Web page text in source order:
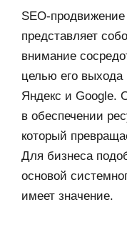
SEO-
представляет
внимание
целью его
Яндекс и Google.
в обеспечении
который
Для бизнеса
основой
имеет значение.